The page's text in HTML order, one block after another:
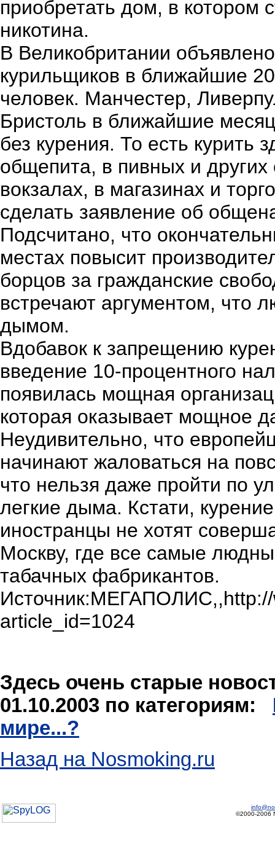
приобретать дом, в котором
никотина.
В Великобритании
курильщиков в ближайшие
человек. Манчестер,
Бристоль в ближайшие
без курения. То есть курить
общепита, в пивных и
вокзалах, в магазинах и
сделать заявление об
Подсчитано, что
местах повысит
борцов за гражданские
встречают аргументом, что
дымом.
Вдобавок к запрещению
введение 10-процентного
появилась мощная
которая оказывает мощное
Неудивительно, что
начинают жаловаться на
что нельзя даже пройти по
легкие дыма. Кстати,
иностранцы не хотят
Москву, где все самые
табачных фабрикантов.
Источник:МЕГАПОЛИС,,http://
article_id=1024
Здесь очень старые
01.10.2003 по категориям:
мире...?
Назад на Nosmoking.ru
©2000-2006